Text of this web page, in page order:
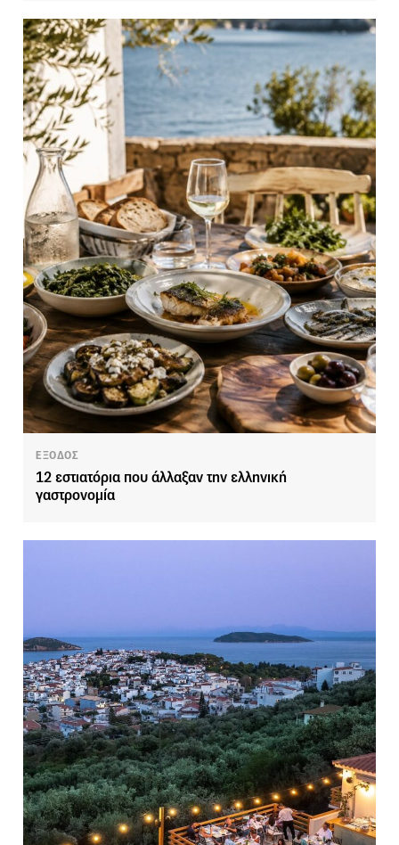
ΕΞΟΔΟΣ
12 εστιατόρια που άλλαξαν την ελληνική
γαστρονομία